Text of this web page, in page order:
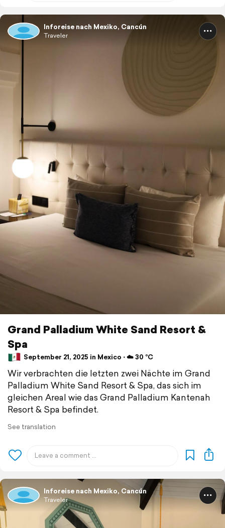
Inforeise nach Mexiko, Cancún
Traveler
Grand Palladium White Sand Resort &
Spa
September 21, 2025 in Mexico ⋅ ☁️ 30 °C
Wir verbrachten die letzten zwei Nächte im Grand
Palladium White Sand Resort & Spa, das sich im
gleichen Areal wie das Grand Palladium Kantenah
Resort & Spa befindet.
See translation
Inforeise nach Mexiko, Cancún
Traveler